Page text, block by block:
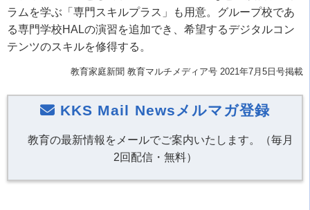
ラムを学ぶ「専門スキルプラス」も用意。グループ校であ
る専門学校HALの演習を追加でき、希望するデジタルコン
テンツのスキルを修得する。
教育家庭新聞 教育マルチメディア号 2021年7月5日号掲載
KKS Mail Newsメルマガ登録
教育の最新情報をメールでご案内いたします。（毎月
2回配信・無料）